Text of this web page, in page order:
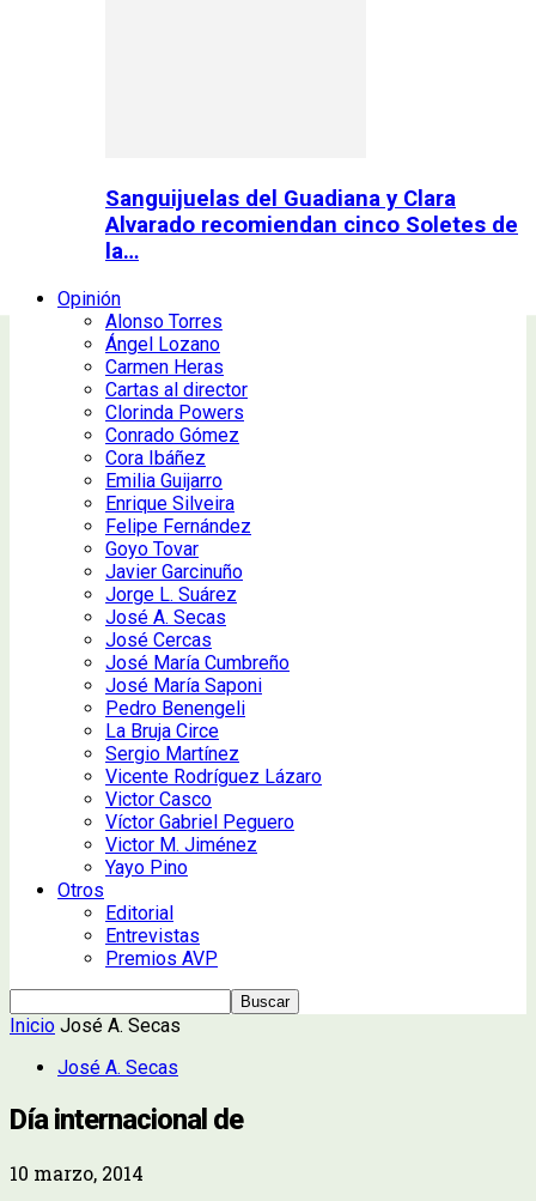
Sanguijuelas del Guadiana y Clara
Alvarado recomiendan cinco Soletes de
la…
Opinión
Alonso Torres
Ángel Lozano
Carmen Heras
Cartas al director
Clorinda Powers
Conrado Gómez
Cora Ibáñez
Emilia Guijarro
Enrique Silveira
Felipe Fernández
Goyo Tovar
Javier Garcinuño
Jorge L. Suárez
José A. Secas
José Cercas
José María Cumbreño
José María Saponi
Pedro Benengeli
La Bruja Circe
Sergio Martínez
Vicente Rodríguez Lázaro
Victor Casco
Víctor Gabriel Peguero
Victor M. Jiménez
Yayo Pino
Otros
Editorial
Entrevistas
Premios AVP
Inicio José A. Secas
José A. Secas
Día internacional de
10 marzo, 2014